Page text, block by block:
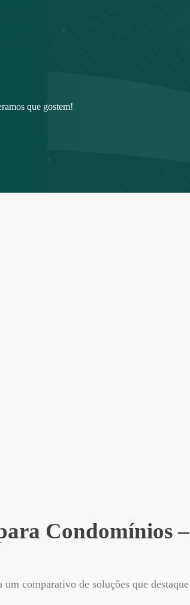
que gostem!
Condomínios –
comparativo de soluções que destaque